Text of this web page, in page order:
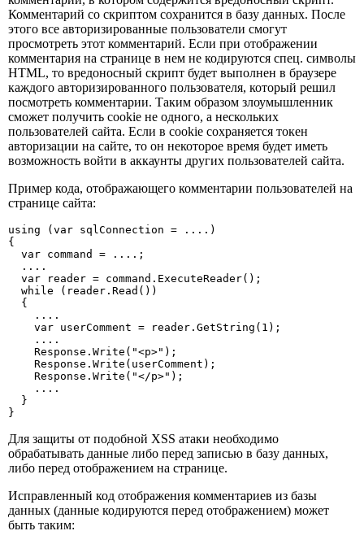
Комментарий со скриптом сохранится в базу данных. После
этого все авторизированные пользователи смогут
просмотреть этот комментарий. Если при отображении
комментария на странице в нем не кодируются спец. символы
HTML, то вредоносный скрипт будет выполнен в браузере
каждого авторизированного пользователя, который решил
посмотреть комментарии. Таким образом злоумышленник
сможет получить cookie не одного, а нескольких
пользователей сайта. Если в cookie сохраняется токен
авторизации на сайте, то он некоторое время будет иметь
возможность войти в аккаунты других пользователей сайта.
Пример кода, отображающего комментарии пользователей на
странице сайта:
using (var sqlConnection = ....)
{
  var command = ....;
  ....
  var reader = command.ExecuteReader();
  while (reader.Read())
  {
    ....
    var userComment = reader.GetString(1);
    ....
    Response.Write("<p>");
    Response.Write(userComment);
    Response.Write("</p>");
    ....
  }
}
Для защиты от подобной XSS атаки необходимо
обрабатывать данные либо перед записью в базу данных,
либо перед отображением на странице.
Исправленный код отображения комментариев из базы
данных (данные кодируются перед отображением) может
быть таким: